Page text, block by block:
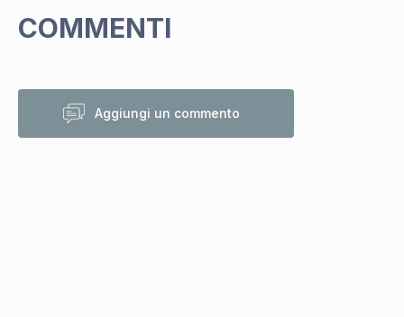
COMMENTI
Aggiungi un commento